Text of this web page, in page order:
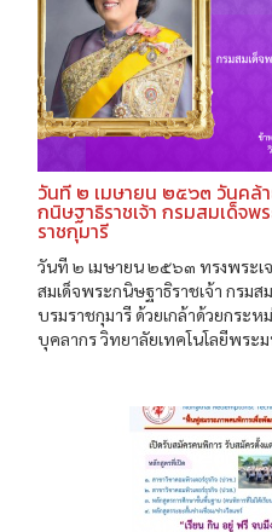
วันที ๒ เมษายน ๒๕๖๓ วันคล้
กนิษฐาธิราชเจ้า กรมสมเด็จพ
ราชกุมารี
วันที ๒ เมษายน ๒๕๖๓ ทรงพระ
สมเด็จพระกนิษฐาธิราชเจ้า กรม
บรมราชกุมารี ด้วยเกล้าด้วยกระ
บุคลากร วิทยาลัยเทคโนโลยีพระ